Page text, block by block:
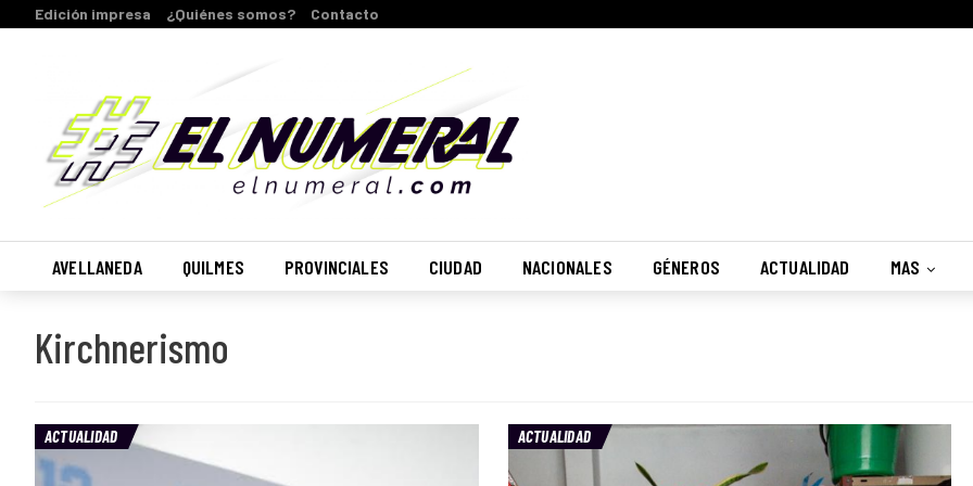
Edición impresa ¿Quiénes somos? Contacto
AVELLANEDA QUILMES PROVINCIALES CIUDAD NACIONALES GÉNEROS ACTUALIDAD MAS
Kirchnerismo
ACTUALIDAD ACTUALIDAD